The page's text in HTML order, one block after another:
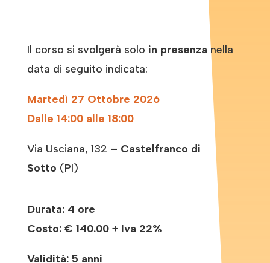
Il corso si svolgerà solo in presenza nella
data di seguito indicata:
Martedì 27 Ottobre 2026
Dalle 14:00 alle 18:00
Via Usciana, 132 – Castelfranco di
Sotto (PI)
Durata: 4 ore
Costo: € 140.00 + Iva 22%
Validità: 5 anni